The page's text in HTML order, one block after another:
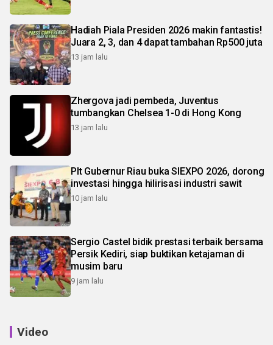
Hadiah Piala Presiden 2026 makin fantastis!
Juara 2, 3, dan 4 dapat tambahan Rp500 juta
13 jam lalu
Zhergova jadi pembeda, Juventus
tumbangkan Chelsea 1-0 di Hong Kong
13 jam lalu
Plt Gubernur Riau buka SIEXPO 2026, dorong
investasi hingga hilirisasi industri sawit
10 jam lalu
Sergio Castel bidik prestasi terbaik bersama
Persik Kediri, siap buktikan ketajaman di
musim baru
9 jam lalu
Video